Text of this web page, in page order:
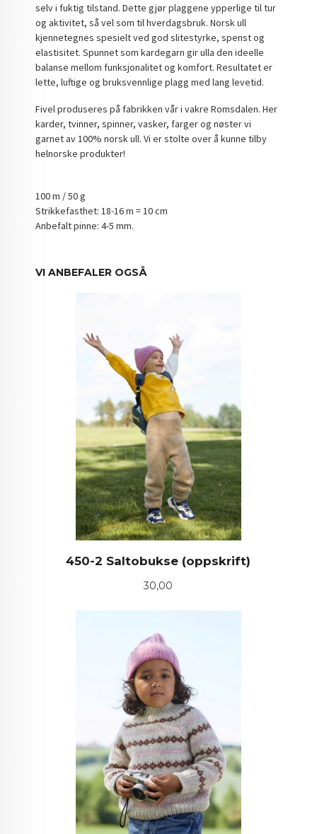
selv i fuktig tilstand. Dette gjør plaggene ypperlige til tur
og aktivitet, så vel som til hverdagsbruk. Norsk ull
kjennetegnes spesielt ved god slitestyrke, spenst og
elastisitet. Spunnet som kardegarn gir ulla den ideelle
balanse mellom funksjonalitet og komfort. Resultatet er
lette, luftige og bruksvennlige plagg med lang levetid.
Fivel produseres på fabrikken vår i vakre Romsdalen. Her
karder, tvinner, spinner, vasker, farger og nøster vi
garnet av 100% norsk ull. Vi er stolte over å kunne tilby
helnorske produkter!
100 m / 50 g
Strikkefasthet: 18-16 m = 10 cm
Anbefalt pinne: 4-5 mm.
VI ANBEFALER OGSÅ
450-2 Saltobukse (oppskrift)
Pris
30,00